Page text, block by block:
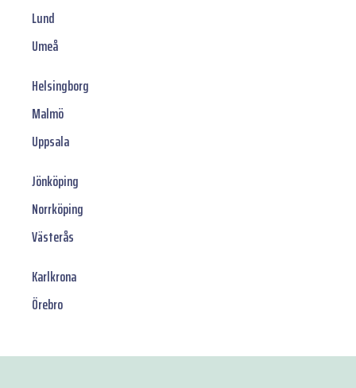
Lund
Umeå
Helsingborg
Malmö
Uppsala
Jönköping
Norrköping
Västerås
Karlkrona
Örebro